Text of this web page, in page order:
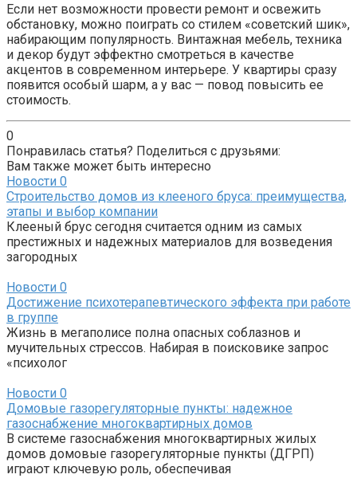
Если нет возможности провести ремонт и освежить
обстановку, можно поиграть со стилем «советский шик»,
набирающим популярность. Винтажная мебель, техника
и декор будут эффектно смотреться в качестве
акцентов в современном интерьере. У квартиры сразу
появится особый шарм, а у вас — повод повысить ее
стоимость.
0
Понравилась статья? Поделиться с друзьями:
Вам также может быть интересно
Новости 0
Строительство домов из клееного бруса: преимущества,
этапы и выбор компании
Клееный брус сегодня считается одним из самых
престижных и надежных материалов для возведения
загородных
Новости 0
Достижение психотерапевтического эффекта при работе
в группе
Жизнь в мегаполисе полна опасных соблазнов и
мучительных стрессов. Набирая в поисковике запрос
«психолог
Новости 0
Домовые газорегуляторные пункты: надежное
газоснабжение многоквартирных домов
В системе газоснабжения многоквартирных жилых
домов домовые газорегуляторные пункты (ДГРП)
играют ключевую роль, обеспечивая